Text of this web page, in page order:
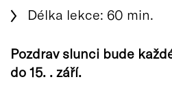
Délka lekce: 60 min.
Pozdrav slunci bude
do 15. . září.